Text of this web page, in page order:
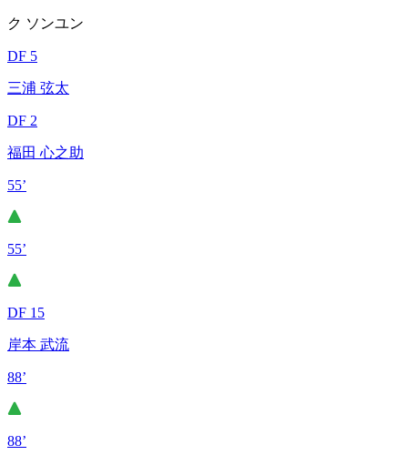
ク ソンユン
DF 5
三浦 弦太
DF 2
福田 心之助
55’
55’
DF 15
岸本 武流
88’
88’